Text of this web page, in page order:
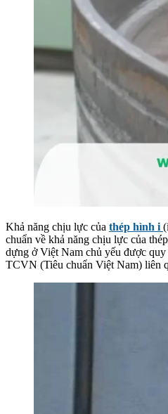
Khả năng chịu lực của thép hình i
chuẩn về khả năng chịu lực của
dựng ở Việt Nam chủ yếu được
TCVN (Tiêu chuẩn Việt Nam) liên